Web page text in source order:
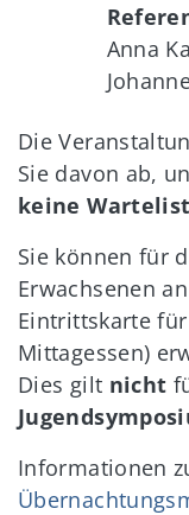
Anna
Die
Sie davon ab,
keine
Sie können für
Erwachsenen
Eintrittskarte für
Mittagessen)
Dies gilt nicht
Informationen